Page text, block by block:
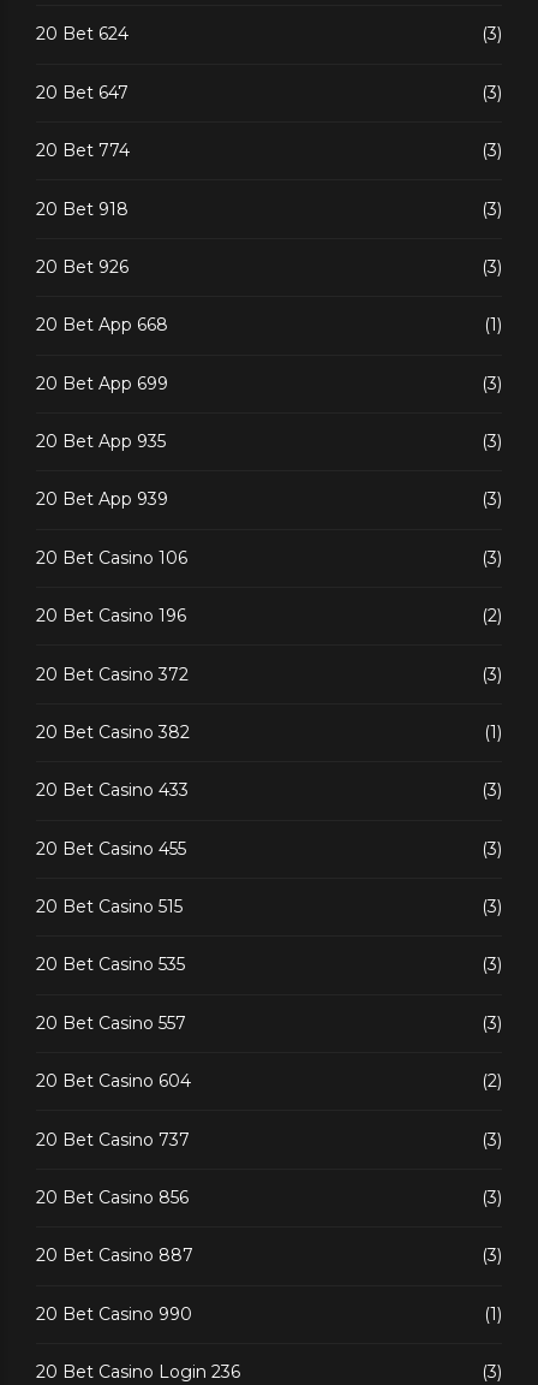
20 Bet 624 (3)
20 Bet 647 (3)
20 Bet 774 (3)
20 Bet 918 (3)
20 Bet 926 (3)
20 Bet App 668 (1)
20 Bet App 699 (3)
20 Bet App 935 (3)
20 Bet App 939 (3)
20 Bet Casino 106 (3)
20 Bet Casino 196 (2)
20 Bet Casino 372 (3)
20 Bet Casino 382 (1)
20 Bet Casino 433 (3)
20 Bet Casino 455 (3)
20 Bet Casino 515 (3)
20 Bet Casino 535 (3)
20 Bet Casino 557 (3)
20 Bet Casino 604 (2)
20 Bet Casino 737 (3)
20 Bet Casino 856 (3)
20 Bet Casino 887 (3)
20 Bet Casino 990 (1)
20 Bet Casino Login 236 (3)